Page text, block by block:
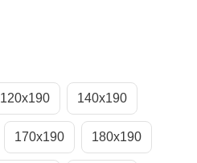
120х190 140х190
170х190 180х190